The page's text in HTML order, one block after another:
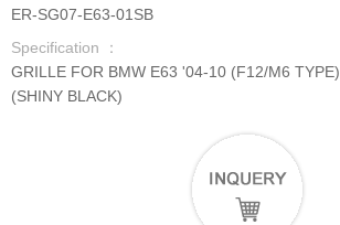
ER-SG07-E63-01SB
Specification ：
GRILLE FOR BMW E63 '04-10 (F12/M6 TYPE)
(SHINY BLACK)